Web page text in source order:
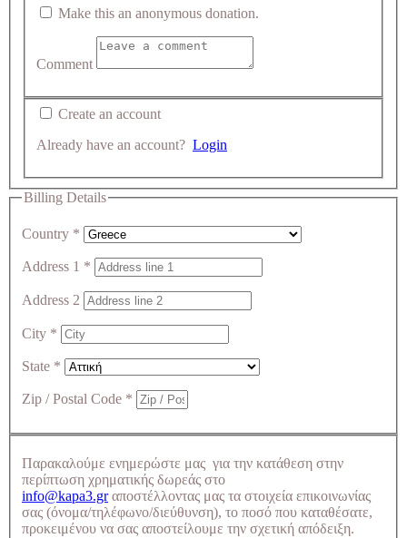
Make this an anonymous donation.
Comment
Create an account
Already have an account? Login
Billing Details
Country *
Address 1 *
Address 2
City *
State *
Zip / Postal Code *
Παρακαλούμε ενημερώστε μας για την κατάθεση στην
περίπτωση χρηματικής δωρεάς στο
info@kapa3.grαποστέλλοντας μας τα στοιχεία επικοινωνίας
σας (όνομα/τηλέφωνο/διεύθυνση), το ποσό που καταθέσατε,
προκειμένου να σας αποστείλουμε την σχετική απόδειξη.